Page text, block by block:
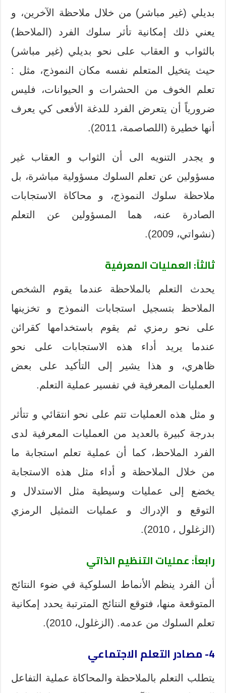
بديلي (غير مباشر) من خلال ملاحظة الآخرين، و
يعني ذلك إمكانية تأثر سلوك الفرد (الملاحظ)
بالثواب و العقاب على نحو بديلي (غير مباشر)
حيث يتخيل المتعلم نفسه مكان النموذج، مثل :
تعلم الخوف من الحشرات و الحيوانات، فليس
ضرورياً أن يتعرض الفرد للدغة الأفعى كي يعرف
أنها خطيرة (اللصاصمة، 2011).
و يجدر التنويه الى أن الثواب و العقاب غير
مسؤولين عن تعلم السلوك مسؤولية مباشرة، بل
ملاحظة سلوك النموذج، و محاكاة الاستجابات
الصادرة عنه، هما المسؤولين عن التعلم
(نشواتي، 2009).
ثالثاً: العمليات المعرفية
يحدث التعلم بالملاحظة عندما يقوم الشخص
الملاحظ بتسجيل استجابات النموذج و تخزينها
على نحو رمزي ثم يقوم باستخدامها كقرائن
عندما يريد أداء هذه الاستجابات على نحو
ظاهري، و هذا يشير إلى التأكيد على بعض
العمليات المعرفية في تفسير عملية التعلم.
و مثل هذه العمليات تتم على نحو انتقائي و تتأثر
بدرجة كبيرة بالعديد من العمليات المعرفية لدى
الفرد الملاحظ، كما أن عملية تعلم استجابة ما
من خلال الملاحظة و أداء مثل هذه الاستجابة
يخضع إلى عمليات وسيطية مثل الاستدلال و
التوقع و الإدراك و عمليات التمثيل الرمزي
(الزغلول ، 2010).
رابعاً: عمليات التنظيم الذاتي
أن الفرد ينظم الأنماط السلوكية في ضوء النتائج
المتوقعة منها، فتوقع النتائج المترتبة يحدد إمكانية
تعلم السلوك من عدمه. (الزغلول، 2010).
4- مصادر التعلم الاجتماعي
يتطلب التعلم بالملاحظة والمحاكاة عملية التفاعل